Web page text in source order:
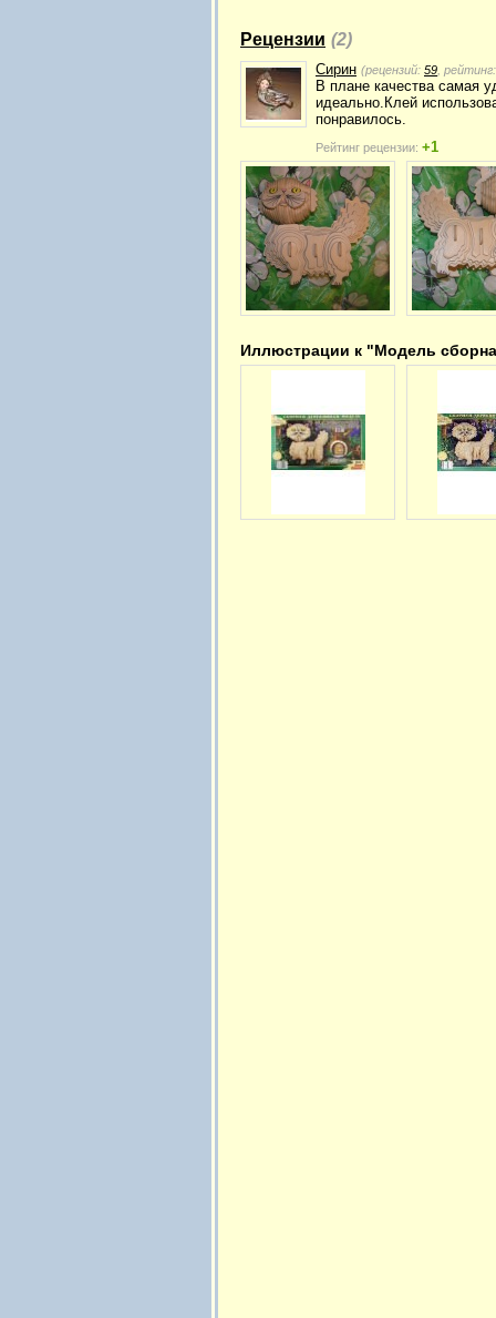
Рецензии (2)
Сирин (рецензий: 59 ,
В плане качества самая
идеально.Клей
понравилось.
Рейтинг рецензии: +1
Иллюстрации к "Модель